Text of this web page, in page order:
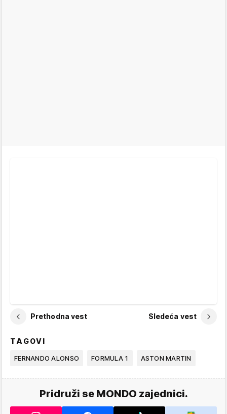
Prethodna vest Sledeća vest
TAGOVI
FERNANDO ALONSO FORMULA 1 ASTON MARTIN
Pridruži se MONDO zajednici.